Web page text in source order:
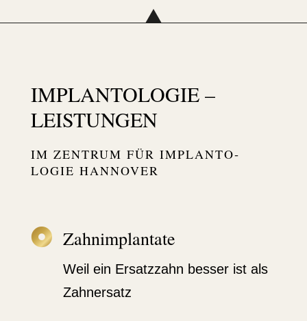
IMPLAN­TO­LOGIE –
LEISTUNGEN
IM ZENTRUM FÜR IMPLAN­TO­
LOGIE HANNOVER
 Zahnim­plantate
Weil ein Ersatzzahn besser ist als
Zahnersatz